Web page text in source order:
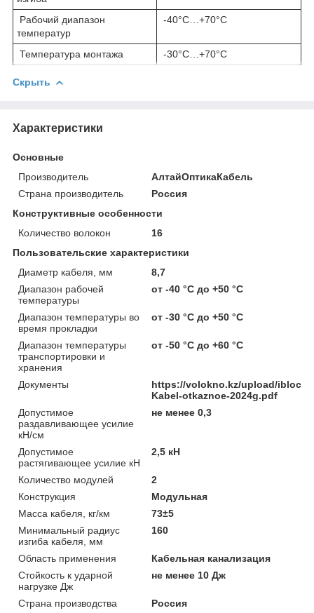
Рабочий диапазон
температур
-40°С…+70°С
Температура монтажа -30°С…+70°С
Скрыть
Характеристики
Основные
Производитель
АлтайОптикаКабель
Страна производитель
Россия
Конструктивные особенности
Количество волокон
16
Пользовательские характеристики
Диаметр кабеля, мм
8,7
Диапазон рабочей
температуры
от -40 °C до +50 °C
Диапазон температуры во
время прокладки
от -30 °C до +50 °C
Диапазон температуры
транспортировки и
хранения
от -50 °C до +60 °C
Документы
https://volokno.kz/upload/iblock/
Kabel-otkaznoe-2024g.pdf
Допустимое
раздавливающее усилие
кН/см
не менее 0,3
Допустимое
растягивающее усилие кН
2,5 кН
Количество модулей
2
Конструкция
Модульная
Масса кабеля, кг/км
73±5
Минимальный радиус
изгиба кабеля, мм
160
Область применения
Кабельная канализация
Стойкость к ударной
нагрузке Дж
не менее 10 Дж
Страна производства
Россия